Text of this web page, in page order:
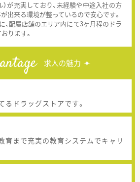
）が充実しており、未経験や中途入社の方
出来る環境が整っているので安心です。
、配属店舗のエリア内にて3ヶ月程のドラ
ります。
求人の魅力
るドラッグストアです。
育まで充実の教育システムでキャリ